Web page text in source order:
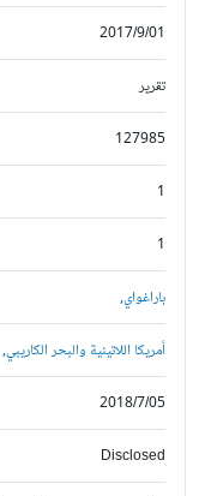
2017/9/01
تقرير
127985
باراغواي,
أمريكا اللاتينية والبحر الكاريبي,
2018/7/05
Disclosed